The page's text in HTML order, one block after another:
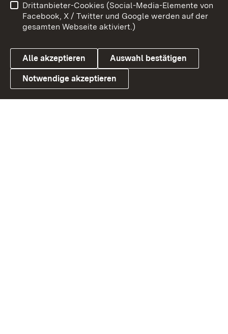
Link zum Landesportal
Benutzungshinweise
Barrierefreiheit
Datenschutz
Cookies
Drittanbieter-Cookies (Social-Media-Elemente von
Facebook, X / Twitter und Google werden auf der
gesamten Webseite aktiviert.)
Alle akzeptieren Auswahl bestätigen
Notwendige akzeptieren